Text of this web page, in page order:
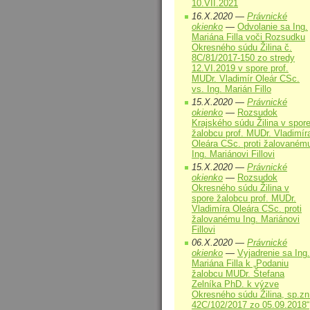
10.VII.2021
16.X.2020 — Právnické
okienko — Odvolanie sa Ing.
Mariána Filla voči Rozsudku
Okresného súdu Žilina č.
8C/81/2017-150 zo stredy
12.VI.2019 v spore prof.
MUDr. Vladimír Oleár CSc.
vs. Ing. Marián Fillo
15.X.2020 — Právnické
okienko — Rozsudok
Krajského súdu Žilina v spore
žalobcu prof. MUDr.
Oleára CSc. proti
Ing. Mariánovi Fillovi
15.X.2020 — Právnické
okienko — Rozsudok
Okresného súdu Žilina v
spore žalobcu prof. MUDr.
Vladimíra Oleára CSc. proti
žalovanému Ing. Mariánovi
Fillovi
06.X.2020 — Právnické
okienko — Vyjadrenie sa Ing.
Mariána Filla k „Podaniu
žalobcu MUDr. Štefana
Zelníka PhD. k výzve
Okresného súdu Žilina,
42C/102/2017 zo 05.09.2018“